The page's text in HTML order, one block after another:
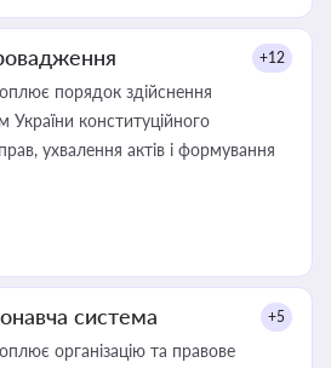
+12
порядок здійснення
України конституційного
ухвалення актів і формування
система +5
організацію та правове